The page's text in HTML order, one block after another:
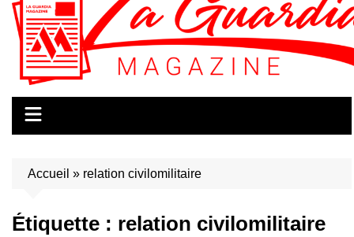
Accueil » relation civilomilitaire
Étiquette : relation civilomilitaire